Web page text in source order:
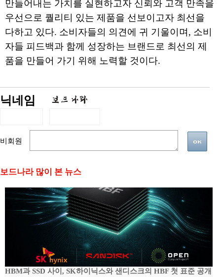
만들어내는 가치를 실현하고자 신뢰와 고객 만족을
우선으로 퀄리티 있는 제품을 선보이고자 최선을
다하고 있다. 소비자들의 의견에 귀 기울이며, 소비
자들 피드백과 함께 성장하는 브랜드로 최선의 제
품을 만들어 가기 위해 노력할 것이다.
닉네임
비회원
보드나라 많이 본 뉴스
HBM과 SSD 사이, SK하이닉스와 샌디스크의 HBF 첫 표준 공개